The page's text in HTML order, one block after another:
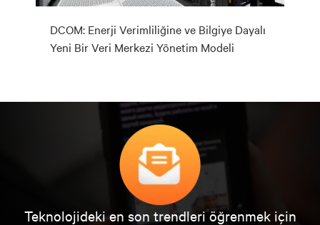
DCOM: Enerji Verimliliğine ve Bilgiye Dayalı
Yeni Bir Veri Merkezi Yönetim Modeli
Teknolojideki en son trendleri öğrenmek için